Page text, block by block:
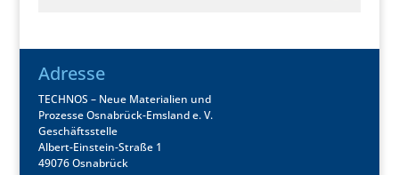
Adresse
TECHNOS – Neue Materialien und
Prozesse Osnabrück-Emsland e. V.
Geschäftsstelle
Albert-Einstein-Straße 1
49076 Osnabrück